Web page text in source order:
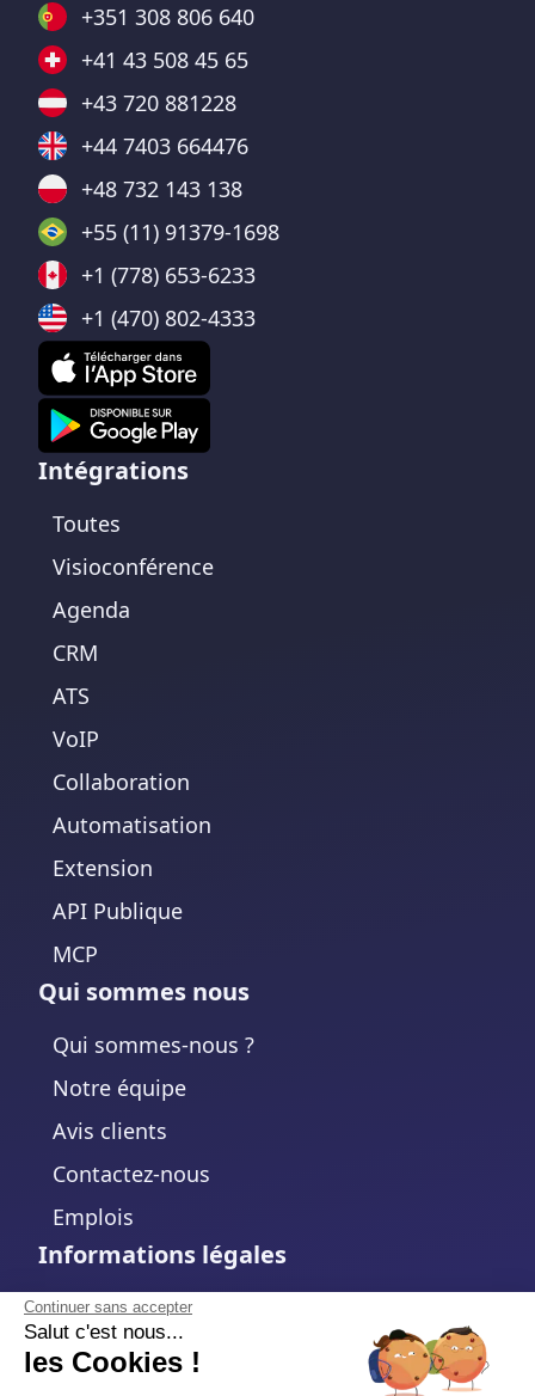
Continuer sans accepter
Salut c'est nous...
les Cookies !
+351 308 806 640
+41 43 508 45 65
+43 720 881228
+44 7403 664476
+48 732 143 138
+55 (11) 91379-1698
+1 (778) 653-6233
+1 (470) 802-4333
Intégrations
Toutes
Visioconférence
Agenda
CRM
ATS
VoIP
Collaboration
Automatisation
Extension
API Publique
MCP
Qui sommes nous
Qui sommes-nous ?
Notre équipe
Avis clients
Contactez-nous
Emplois
Informations légales
Mentions légales
Politique de confidentialité